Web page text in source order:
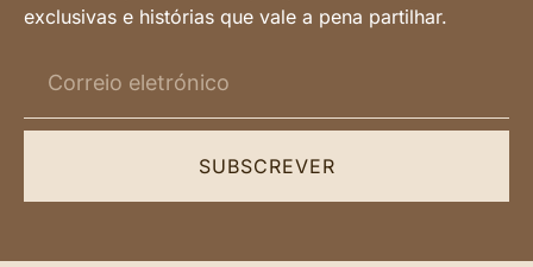
exclusivas e histórias que vale a pena partilhar.
SUBSCREVER